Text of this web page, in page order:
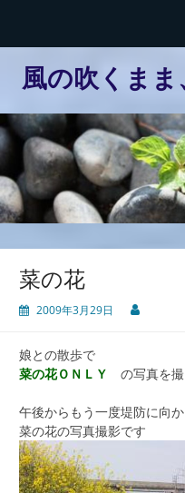
風の吹くまま
菜の花
2009年3月29日
娘との散歩で
菜の花ＯＮＬＹ
の写真を
午後からもう一度堤防に向
菜の花の写真撮影です